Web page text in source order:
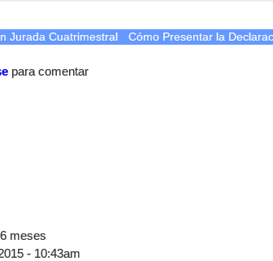
Jurada Cuatrimestral Cómo Presentar la
para comentar
meses
- 10:43am